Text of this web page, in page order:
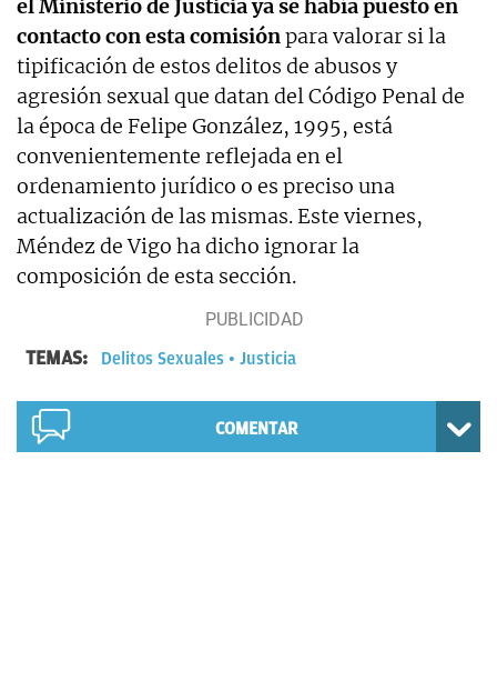
el Ministerio de Justicia ya se había puesto en
contacto con esta comisiónpara valorar si la
tipificación de estos delitos de abusos y
agresión sexual que datan del Código Penal de
la época de Felipe González, 1995, está
convenientemente reflejada en el
ordenamiento jurídico o es preciso una
actualización de las mismas. Este viernes,
Méndez de Vigo ha dicho ignorar la
composición de esta sección.
TEMAS: Delitos Sexuales Justicia
COMENTAR